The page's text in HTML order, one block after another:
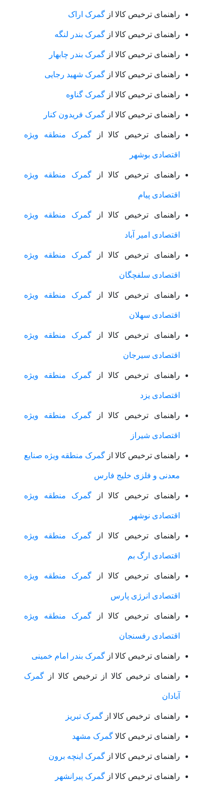
راهنمای ترخیص کالا از گمرک اراک
راهنمای ترخیص کالا از گمرک بندر لنگه
راهنمای ترخیص کالا از گمرک بندر چابهار
راهنمای ترخیص کالا از گمرک شهید رجایی
راهنمای ترخیص کالا از گمرک گناوه
راهنمای ترخیص کالا از گمرک فریدون کنار
راهنمای ترخیص کالا ازگمرک منطقه ویژه
اقتصادی بوشهر
راهنمای ترخیص کالا ازگمرک منطقه ویژه
اقتصادی پیام
راهنمای ترخیص کالا ازگمرک منطقه ویژه
اقتصادی امیر آباد
راهنمای ترخیص کالا ازگمرک منطقه ویژه
اقتصادی سلفچگان
راهنمای ترخیص کالا ازگمرک منطقه ویژه
اقتصادی سهلان
راهنمای ترخیص کالا ازگمرک منطقه ویژه
اقتصادی سیرجان
راهنمای ترخیص کالا ازگمرک منطقه ویژه
اقتصادی یزد
راهنمای ترخیص کالا ازگمرک منطقه ویژه
اقتصادی شیراز
راهنمای ترخیص کالا از گمرک منطقه ویژه صنایع
معدنی و فلزی خلیج فارس
راهنمای ترخیص کالا ازگمرک منطقه ویژه
اقتصادی نوشهر
راهنمای ترخیص کالا ازگمرک منطقه ویژه
اقتصادی ارگ بم
راهنمای ترخیص کالا ازگمرک منطقه ویژه
اقتصادی انرژی پارس
راهنمای ترخیص کالا ازگمرک منطقه ویژه
اقتصادی رفسنجان
راهنمای ترخیص کالا از گمرک بندر امام خمینی
راهنمای ترخیص کالا از ترخیص کالا از گمرک
آبادان
راهنمای ترخیص کالا از گمرک تبریز
راهنمای ترخیص کالا گمرک مشهد
راهنمای ترخیص کالا از گمرک اینچه برون
راهنمای ترخیص کالا از گمرک پیرانشهر